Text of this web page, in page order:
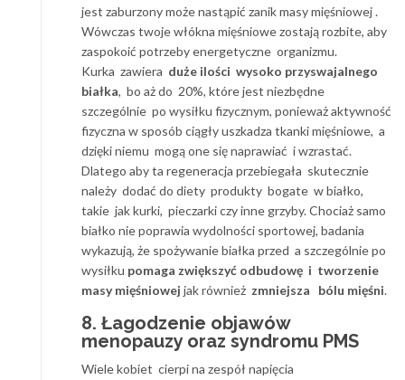
jest zaburzony może nastąpić zanik masy mięśniowej .
Wówczas twoje włókna mięśniowe zostają rozbite, aby
zaspokoić potrzeby energetyczne organizmu.
Kurka zawiera duże ilości wysoko przyswajalnego
białka, bo aż do 20%, które jest niezbędne
szczególnie po wysiłku fizycznym, ponieważ aktywność
fizyczna w sposób ciągły uszkadza tkanki mięśniowe, a
dzięki niemu mogą one się naprawiać i wzrastać.
Dlatego aby ta regeneracja przebiegała skutecznie
należy dodać do diety produkty bogate w białko,
takie jak kurki, pieczarki czy inne grzyby. Chociaż samo
białko nie poprawia wydolności sportowej, badania
wykazują, że spożywanie białka przed a szczególnie po
wysiłku pomaga zwiększyć odbudowę i tworzenie
masy mięśniowej jak również zmniejsza bólu mięśni.
8. Łagodzenie objawów
menopauzy oraz syndromu PMS
Wiele kobiet cierpi na zespół napięcia